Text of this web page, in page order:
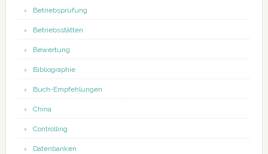
Betriebsprüfung
Betriebsstätten
Bewertung
Bibliographie
Buch-Empfehlungen
China
Controlling
Datenbanken